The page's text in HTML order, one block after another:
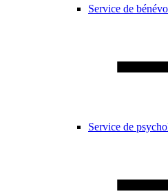
Service de
Service de